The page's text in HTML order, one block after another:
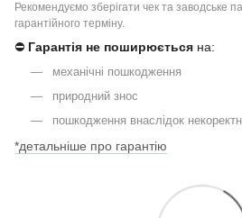
Рекомендуємо зберігати чек та заводське
гарантійного терміну.
⛔ Гарантія не поширюється на:
механічні пошкодження
природний знос
пошкодження внаслідок
*детальніше про гарантію